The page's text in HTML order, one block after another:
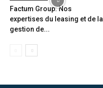
Factum Group: Nos
expertises du leasing et de la
gestion de...